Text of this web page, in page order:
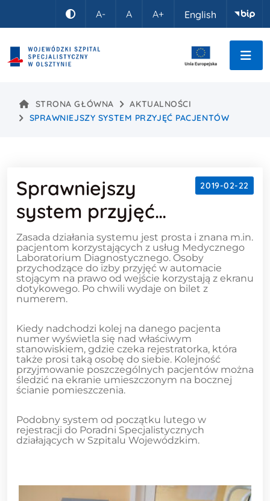
Kontrast
A- A A+ English
STRONA GŁÓWNA
AKTUALNOŚCI
SPRAWNIEJSZY SYSTEM PRZYJĘĆ PACJENTÓW
2019-02-22
Sprawniejszy
system przyjęć
pacjentów
Treść wpisu
Zasada działania systemu jest prosta i znana m.in.
pacjentom korzystających z usług Medycznego
Laboratorium Diagnostycznego. Osoby
przychodzące do izby przyjęć w automacie
stojącym na prawo od wejście korzystają z ekranu
dotykowego. Po chwili wydaje on bilet z
numerem.
Kiedy nadchodzi kolej na danego pacjenta
numer wyświetla się nad właściwym
stanowiskiem, gdzie czeka rejestratorka, która
także prosi taką osobę do siebie. Kolejność
przyjmowanie poszczególnych pacjentów można
śledzić na ekranie umieszczonym na bocznej
ścianie pomieszczenia.
Podobny system od początku lutego w
rejestracji do Poradni Specjalistycznych
działających w Szpitalu Wojewódzkim.